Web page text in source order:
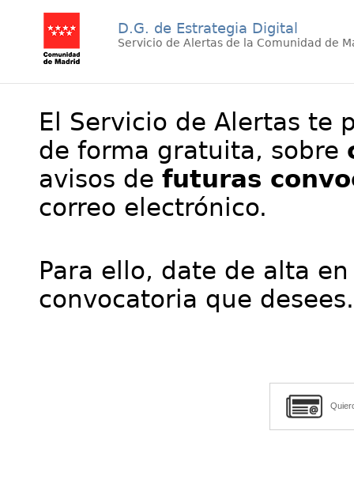
D.G. de Estrategia Digital
Servicio de Alertas de la Comunidad de
El Servicio de Alertas te
de forma gratuita, sobre
avisos de futuras
correo electrónico.
Para ello, date de alta
convocatoria que desees.